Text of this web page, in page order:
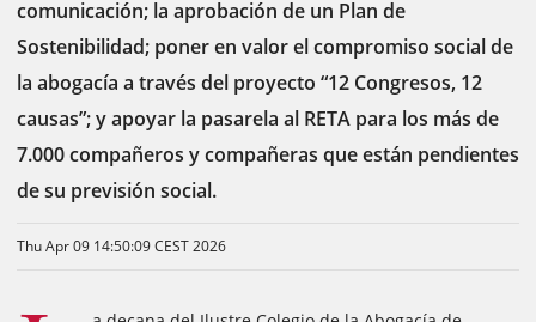
comunicación; la aprobación de un Plan de
Sostenibilidad; poner en valor el compromiso social de
la abogacía a través del proyecto “12 Congresos, 12
causas”; y apoyar la pasarela al RETA para los más de
7.000 compañeros y compañeras que están pendientes
de su previsión social.
Thu Apr 09 14:50:09 CEST 2026